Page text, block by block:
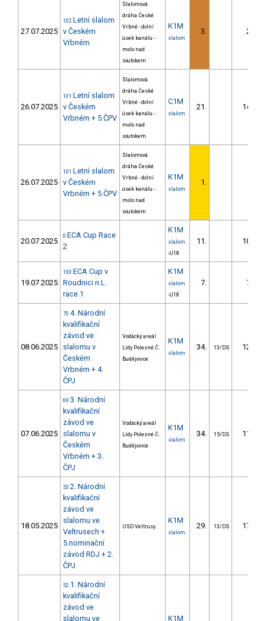
27.07.2025
102 Letní slalom
v Českém
Vrbném
Slalomová
dráha České
Vrbné - dolní
úsek kanálu -
molo nad
soutokem
K1M
slalom
3. 2.64
26.07.2025
101 Letní slalom
v Českém
Vrbném + 5.ČPV
Slalomová
dráha České
Vrbné - dolní
úsek kanálu -
molo nad
soutokem
C1M
slalom
21. 14.22
26.07.2025
101 Letní slalom
v Českém
Vrbném + 5.ČPV
Slalomová
dráha České
Vrbné - dolní
úsek kanálu -
molo nad
soutokem
K1M
slalom
1.
20.07.2025
0 ECA Cup Race
2
K1M
slalom
-U18
11. 10.98
19.07.2025
100 ECA Cup v
Roudnici n.L.
race 1
K1M
slalom
-U18
7. 7.90
08.06.2025
70 4. Národní
kvalifikační
závod ve
slalomu v
Českém
Vrbném + 4.
ČPJ
Vodácký areál
Lídy Polesné Č.
Budějovice
K1M
slalom
34. 13/DS 12.32
07.06.2025
69 3. Národní
kvalifikační
závod ve
slalomu v
Českém
Vrbném + 3.
ČPJ
Vodácký areál
Lídy Polesné Č.
Budějovice
K1M
slalom
34. 15/DS 11.59
18.05.2025
53 2. Národní
kvalifikační
závod ve
slalomu ve
Veltrusech +
5.nominační
závod RDJ + 2.
ČPJ
USD Veltrusy
K1M
slalom
29. 13/DS 17.74
52 1. Národní
kvalifikační
závod ve
slalomu ve
K1M